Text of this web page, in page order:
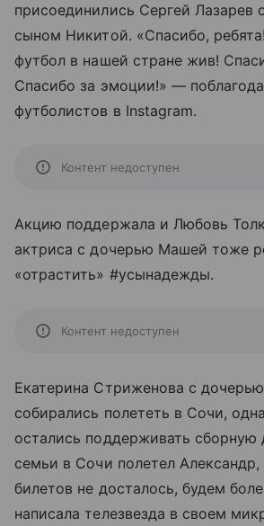
присоединились Сергей Лазарев
сыном Никитой. «Спасибо,
футбол в нашей стране жив!
Спасибо за эмоции!» —
футболистов в Instagram.
Контент недоступен
Акцию поддержала и Любовь
актриса с дочерью Машей тоже
«отрастить» #усынадежды.
Контент недоступен
Екатерина Стриженова с
собирались полететь в Сочи,
остались поддерживать
семьи в Сочи полетел
билетов не досталось, будем
написала телезвезда в своем